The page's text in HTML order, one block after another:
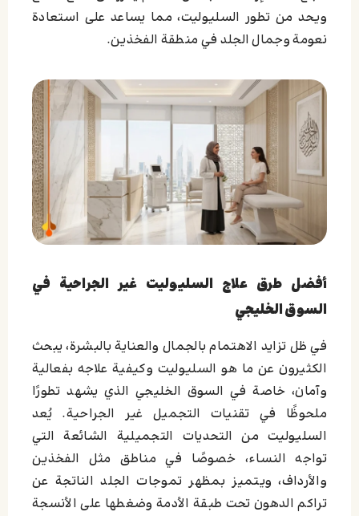
ويحد من تطور السليوليت، مما يساعد على استعادة
نعومة وجمال الجلد في منطقة الفخذين.
أفضل طرق علاج السليوليت غير الجراحية في
السوق الخليجي
في ظل تزايد الاهتمام بالجمال والعناية بالبشرة، يبحث
الكثيرون عن ما هو السليوليت وكيفية علاجه بفعالية
وآمان، خاصة في السوق الخليجي الذي يشهد تطورًا
ملحوظًا في تقنيات التجميل غير الجراحية. يُعد
السليوليت من التحديات التجميلية الشائعة التي
تواجه النساء، خصوصًا في مناطق مثل الفخذين
والأرداف، ويتميز بمظهر تموجات الجلد الناتجة عن
تراكم الدهون تحت طبقة الأدمة وضغطها على الأنسجة